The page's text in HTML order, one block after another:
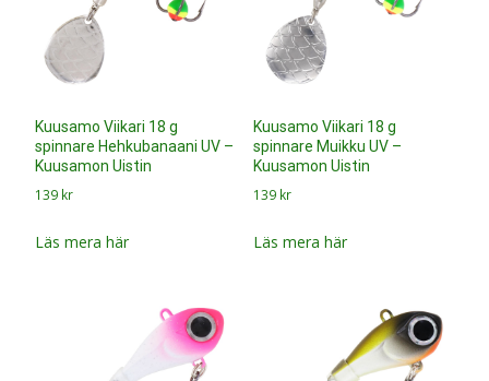
Kuusamo Viikari 18 g
spinnare Hehkubanaani UV –
Kuusamon Uistin
139 kr
Läs mera här
Kuusamo Viikari 18 g
spinnare Muikku UV –
Kuusamon Uistin
139 kr
Läs mera här